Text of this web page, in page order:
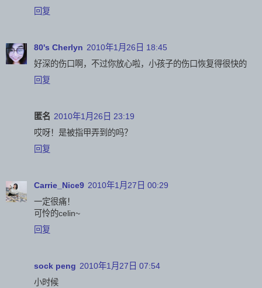
回复
80's Cherlyn 2010年1月26日 18:45
好深的伤口啊，不过你放心啦，小孩子的伤口恢复得很快的
回复
匿名 2010年1月26日 23:19
哎呀！是被指甲弄到的吗？
回复
Carrie_Nice9 2010年1月27日 00:29
一定很痛！
可怜的celin~
回复
sock peng 2010年1月27日 07:54
小时候